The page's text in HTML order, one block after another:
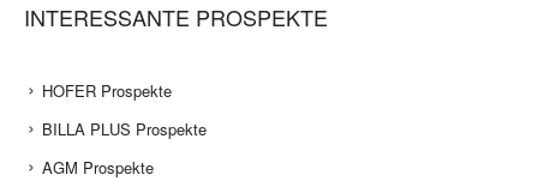
INTERESSANTE PROSPEKTE
HOFER Prospekte
BILLA PLUS Prospekte
AGM Prospekte